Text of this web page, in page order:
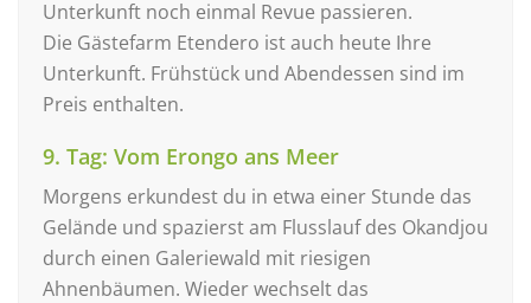
Unterkunft noch einmal Revue passieren.
Die Gästefarm Etendero ist auch heute Ihre
Unterkunft. Frühstück und Abendessen sind im
Preis enthalten.
9. Tag: Vom Erongo ans Meer
Morgens erkundest du in etwa einer Stunde das
Gelände und spazierst am Flusslauf des Okandjou
durch einen Galeriewald mit riesigen
Ahnenbäumen. Wieder wechselt das